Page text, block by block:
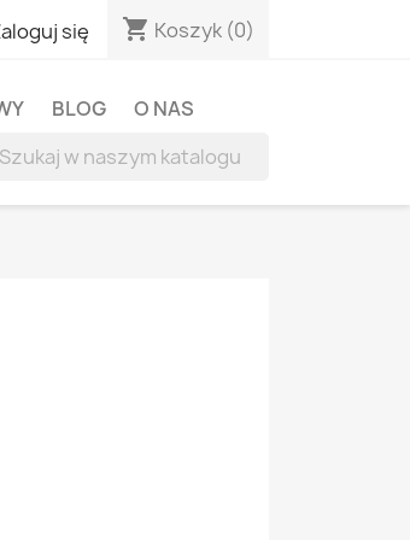
się shopping_cart Koszyk (0)
BLOG O NAS